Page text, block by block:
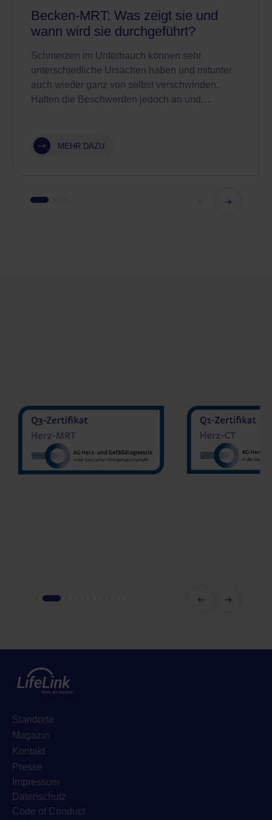
Becken-MRT: Was zeigt sie und
wann wird sie durchgeführt?
Schmerzen im Unterbauch können sehr
unterschiedliche Ursachen haben und mitunter
auch wieder ganz von selbst verschwinden.
Halten die Beschwerden jedoch an und…
MEHR DAZU
MVZ Radiologie Darmstadt
Prof. Dr. Oliver Mohrs
MVZ
Sakher
MVZ Radnet
Standorte
Magazin
Kontakt
Presse
Impressum
Datenschutz
Code of Conduct